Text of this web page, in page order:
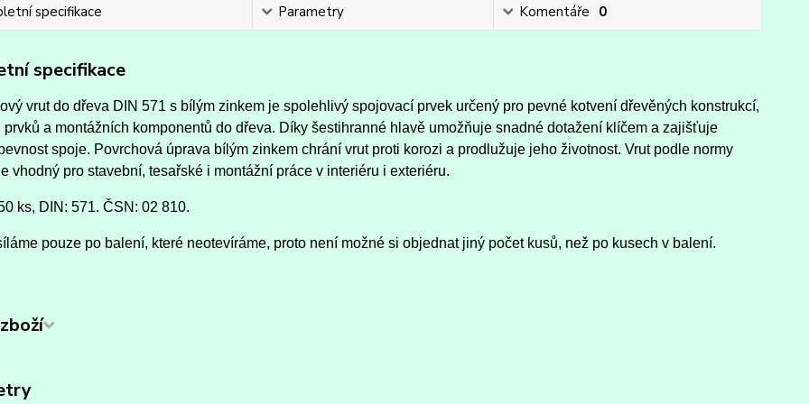
specifikace Parametry Komentáře 0
specifikace
vrut do dřeva DIN 571 s bílým zinkem je spolehlivý spojovací prvek určený pro pevné kotvení dřevěných konstrukcí,
prvků a montážních komponentů do dřeva. Díky šestihranné hlavě umožňuje snadné dotažení klíčem a zajišťuje
spoje. Povrchová úprava bílým zinkem chrání vrut proti korozi a prodlužuje jeho životnost. Vrut podle normy
vhodný pro stavební, tesařské i montážní práce v interiéru i exteriéru.
ks, DIN: 571. ČSN: 02 810.
pouze po balení, které neotevíráme, proto není možné si objednat jiný počet kusů, než po kusech v balení.